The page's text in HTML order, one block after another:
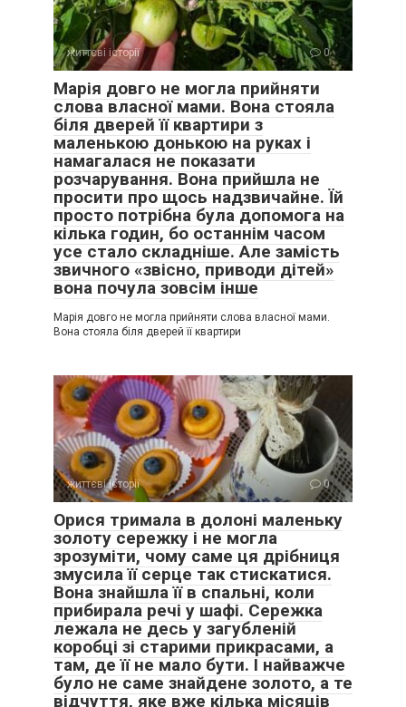
життєві історії 0
Марія довго не могла прийняти
слова власної мами. Вона стояла
біля дверей її квартири з
маленькою донькою на руках і
намагалася не показати
розчарування. Вона прийшла не
просити про щось надзвичайне. Їй
просто потрібна була допомога на
кілька годин, бо останнім часом
усе стало складніше. Але замість
звичного «звісно, приводи дітей»
вона почула зовсім інше
Марія довго не могла прийняти слова власної мами.
Вона стояла біля дверей її квартири
життєві історії 0
Орися тримала в долоні маленьку
золоту сережку і не могла
зрозуміти, чому саме ця дрібниця
змусила її серце так стискатися.
Вона знайшла її в спальні, коли
прибирала речі у шафі. Сережка
лежала не десь у загубленій
коробці зі старими прикрасами, а
там, де її не мало бути. І найважче
було не саме знайдене золото, а те
відчуття, яке вже кілька місяців